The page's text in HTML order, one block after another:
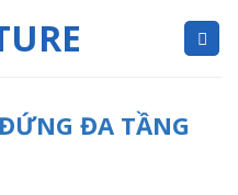
ĐA TẦNG